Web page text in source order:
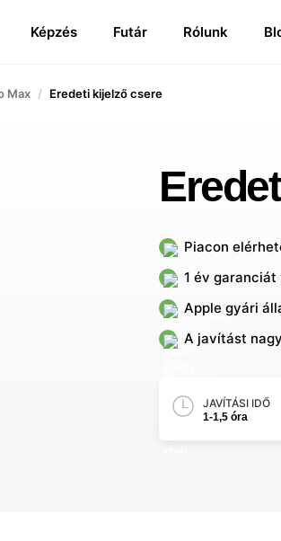
Képzés Futár Rólunk
Max Eredeti kijelző csere
Piacon
1 év
Apple gyári
A javítást
JAVÍTÁSI IDŐ
1-1,5 óra